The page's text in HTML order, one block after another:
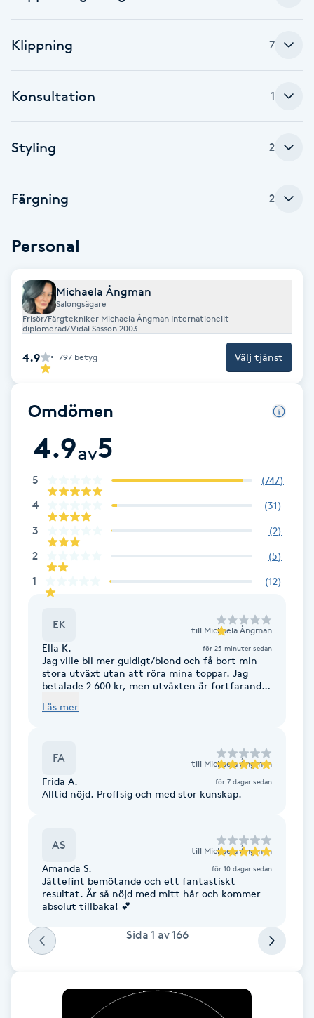
Fotvård
Fransar
Fransfärgning
Fransförlängning
Fransförlängning Megavolym
Fransförlängning Volym
Fransk manikyr
Fransrengöring
Frekvensterapi
Friskvård
Friskvårdsmassage
Frisör
Funktionsanalys
Föning
Gellack
Gravidyoga
Gruppträning
Gua Sha-massage
Klippning 7
Konsultation 1
Styling 2
Färgning 2
Personal
Michaela Ångman
Salongsägare
Frisör/Färgtekniker Michaela Ångman Internationellt
diplomerad/Vidal Sasson 2003
4.9 797 betyg Välj tjänst
Omdömen
4.9av5
5 (747)
4 (31)
3 (2)
2 (5)
1 (12)
EK till Michaela Ångman
Ella K. för 25 minuter sedan
Jag ville bli mer guldigt/blond och få bort min
stora utväxt utan att röra mina toppar. Jag
betalade 2 600 kr, men utväxten är fortfarande
och frisören var lite sena men vi hade ändå två
behövde bestämma mig fast jag redan visste hur
jag ville ha det. Jag bokade specifikt för tjockt
höra att mitt hår var för tjockt och att jag hade
bokat fel. Jag kände mig också övertalad att dra
kändes som att resultatet blev mer som hon
ville än som jag hade bett om. Jag kände mig
inte lyssnad på och ser knappt någon skillnad på
mitt hår, så jag är väldigt besviken.
Läs mer
FA till Michaela Ångman
Frida A. för 7 dagar sedan
Alltid nöjd. Proffsig och med stor kunskap.
AS till Michaela Ångman
Amanda S. för 10 dagar sedan
Jättefint bemötande och ett fantastiskt
resultat. Är så nöjd med mitt hår och kommer
absolut tillbaka! 💕
Sida 1 av166